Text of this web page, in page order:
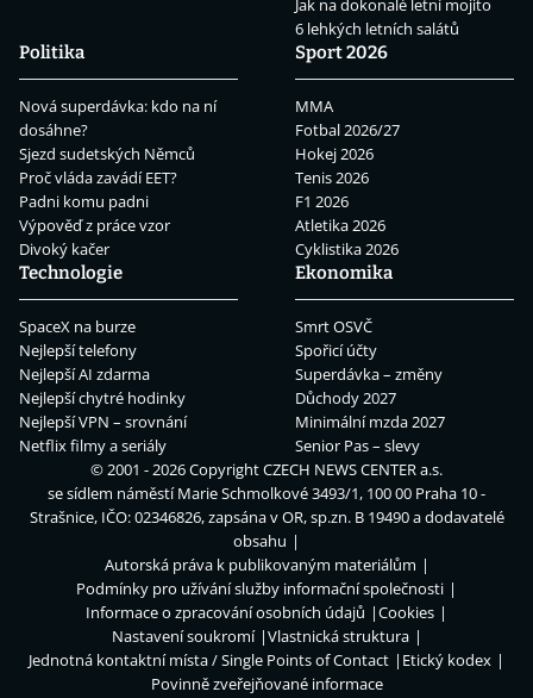
6 lehkých letních salátů
Politika
Nová superdávka: kdo na ní
dosáhne?
Sjezd sudetských Němců
Proč vláda zavádí EET?
Padni komu padni
Výpověď z práce vzor
Divoký kačer
Sport 2026
MMA
Fotbal 2026/27
Hokej 2026
Tenis 2026
F1 2026
Atletika 2026
Cyklistika 2026
Technologie
SpaceX na burze
Nejlepší telefony
Nejlepší AI zdarma
Nejlepší chytré hodinky
Nejlepší VPN – srovnání
Netflix filmy a seriály
Ekonomika
Smrt OSVČ
Spořicí účty
Superdávka – změny
Důchody 2027
Minimální mzda 2027
Senior Pas – slevy
© 2001 - 2026 CopyrightCZECH NEWS CENTER a.s.
se sídlem náměstí Marie Schmolkové 3493/1, 100 00 Praha 10 -
Strašnice, IČO: 02346826, zapsána v OR, sp.zn. B 19490 a dodavatelé
obsahu
Autorská práva k publikovaným materiálům
Podmínky pro užívání služby informační společnosti
Informace o zpracování osobních údajů
Cookies
Nastavení soukromí
Vlastnická struktura
Jednotná kontaktní místa / Single Points of Contact
Etický kodex
Povinně zveřejňované informace